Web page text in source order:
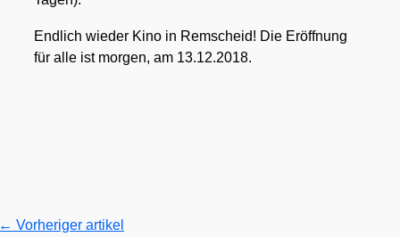
End­lich wie­der Kino in Rem­scheid! Die Eröff­nung
für alle ist mor­gen, am 13.12.2018.
Vorheriger artikel